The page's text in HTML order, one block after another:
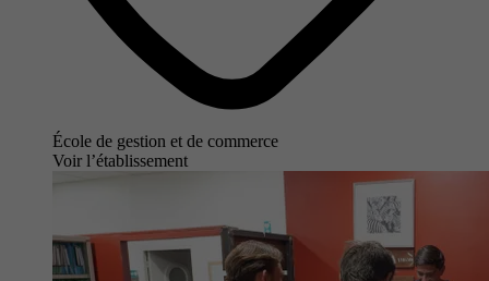
École de gestion et de commerce
Voir l’établissement